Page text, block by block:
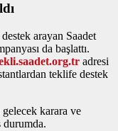
arayan Saadet
da başlattı.
adresi
teklife destek
karara ve
durumda.